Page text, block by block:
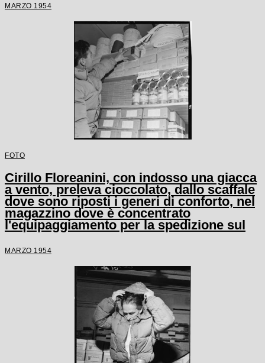
MARZO 1954
FOTO
Cirillo Floreanini, con indosso una giacca
a vento, preleva cioccolato, dallo scaffale
dove sono riposti i generi di conforto, nel
magazzino dove è concentrato
l'equipaggiamento per la spedizione sul
K2
MARZO 1954